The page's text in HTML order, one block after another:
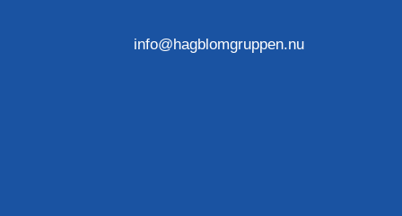
info@hagblomgruppen.nu